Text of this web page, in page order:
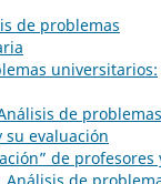
de problemas
universitarios:
de problemas
su evaluación
de profesores
Análisis de